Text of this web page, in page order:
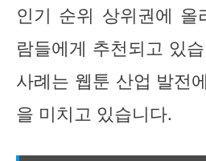
인기 순위 상위권에
람들에게 추천되고 있
사례는 웹툰 산업 발전
을 미치고 있습니다.